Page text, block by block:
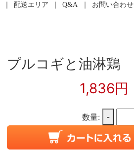
配送エリア Q&A お問い合わせ
プルコギと油淋鶏
1,836円
数量: -